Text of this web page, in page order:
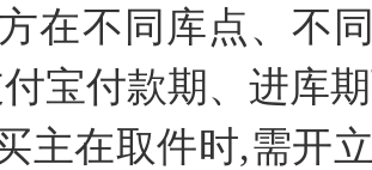
在不同库点、不
付宝付款期、进库
主在取件时,需开